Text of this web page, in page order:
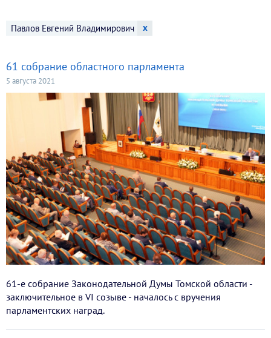
Павлов Евгений Владимирович x
61 собрание областного парламента
5 августа 2021
61-е собрание Законодательной Думы Томской области -
заключительное в VI созыве - началось с вручения
парламентских наград.